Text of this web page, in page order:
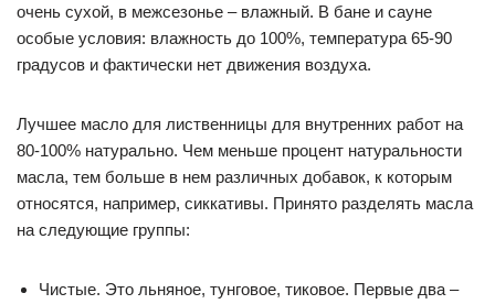
очень сухой, в межсезонье – влажный. В бане и сауне
особые условия: влажность до 100%, температура 65-90
градусов и фактически нет движения воздуха.
Лучшее масло для лиственницы для внутренних работ на
80-100% натурально. Чем меньше процент натуральности
масла, тем больше в нем различных добавок, к которым
относятся, например, сиккативы. Принято разделять масла
на следующие группы:
Чистые. Это льняное, тунговое, тиковое. Первые два –